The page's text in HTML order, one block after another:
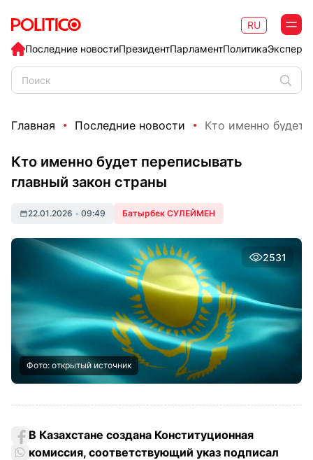
Последние новостиПрезидентПарламентПолитика
RU
Главная Последние новости Кто именно будет
Кто именно будет переписывать
главный закон страны
22.01.2026 • 09:49 Батырбек СУЛЕЙМЕН
2531
Фото: открытый источник
В Казахстане создана Конституционная
комиссия, соответствующий указ подписал